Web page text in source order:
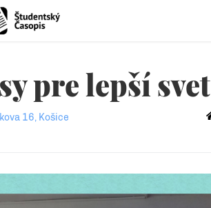
pre lepší svet
16, Košice